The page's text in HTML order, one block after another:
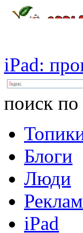
iPad:
поиск по
Блоги
Люди
iPad